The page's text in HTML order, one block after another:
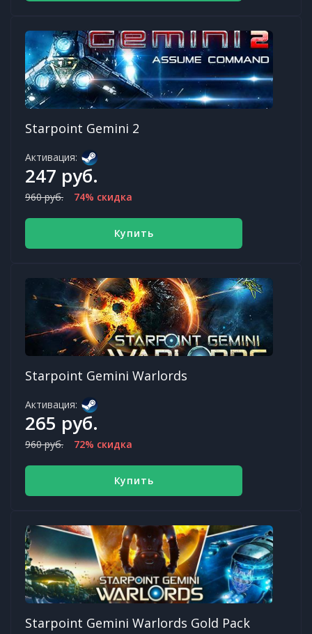
Starpoint Gemini 2
Активация:
247 руб.
960 руб. 74% скидка
Купить
Starpoint Gemini Warlords
Активация:
265 руб.
960 руб. 72% скидка
Купить
Starpoint Gemini Warlords Gold Pack